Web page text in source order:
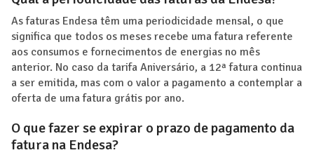
As faturas Endesa têm uma periodicidade mensal, o que
significa que todos os meses recebe uma fatura referente
aos consumos e fornecimentos de energias no mês
anterior. No caso da tarifa Aniversário, a 12ª fatura continua
a ser emitida, mas com o valor a pagamento a contemplar a
oferta de uma fatura grátis por ano.
O que fazer se expirar o prazo de pagamento da
fatura na Endesa?